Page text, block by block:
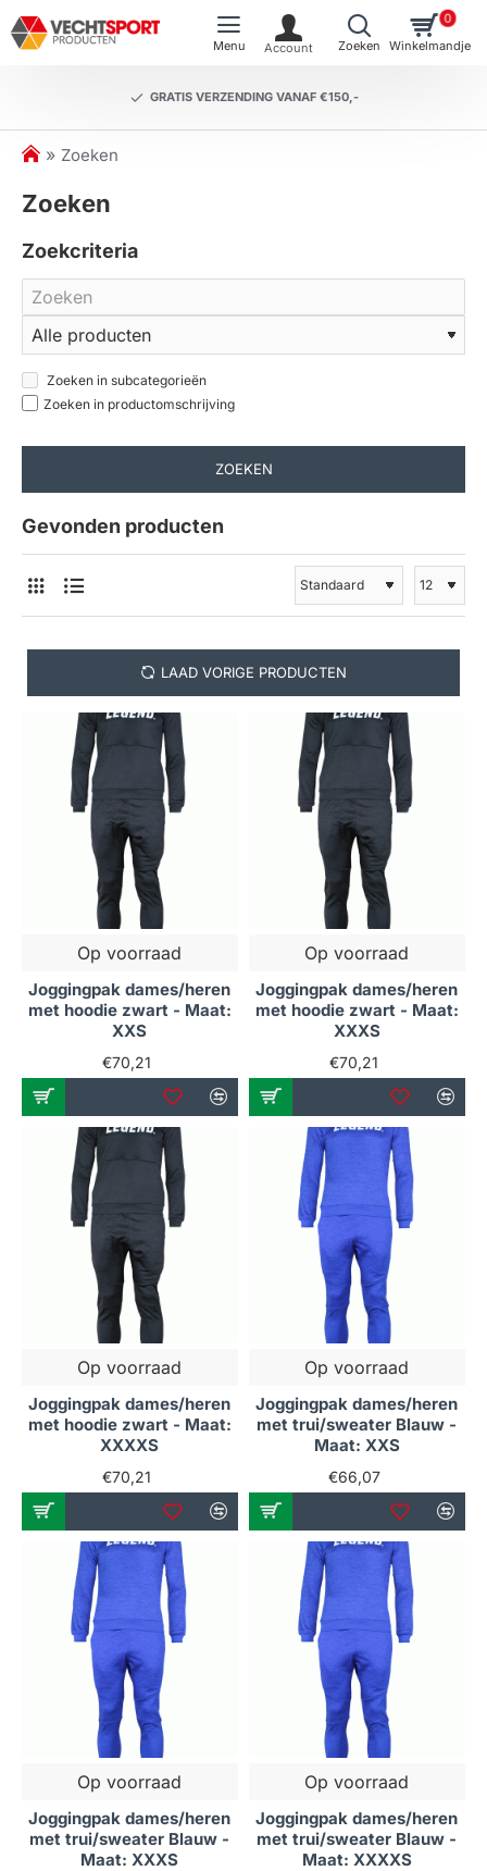
GRATIS VERZENDING VANAF €150,-
0
h
m
Zoeken
Zoeken
Zoekcriteria
Zoeken in subcategorieën
Zoeken in productomschrijving
ZOEKEN
Gevonden producten
LAAD VORIGE PRODUCTEN
Op voorraad
Joggingpak dames/heren
met hoodie zwart - Maat:
XXS
€70,21
Op voorraad
Joggingpak dames/heren
met hoodie zwart - Maat:
XXXS
€70,21
Op voorraad
Joggingpak dames/heren
met hoodie zwart - Maat:
XXXXS
€70,21
Op voorraad
Joggingpak dames/heren
met trui/sweater Blauw -
Maat: XXS
€66,07
Op voorraad
Joggingpak dames/heren
met trui/sweater Blauw -
Maat: XXXS
Op voorraad
Joggingpak dames/heren
met trui/sweater Blauw -
Maat: XXXXS